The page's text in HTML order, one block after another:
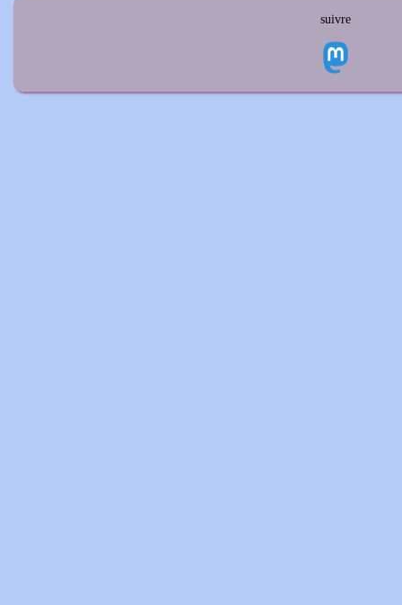
suivre